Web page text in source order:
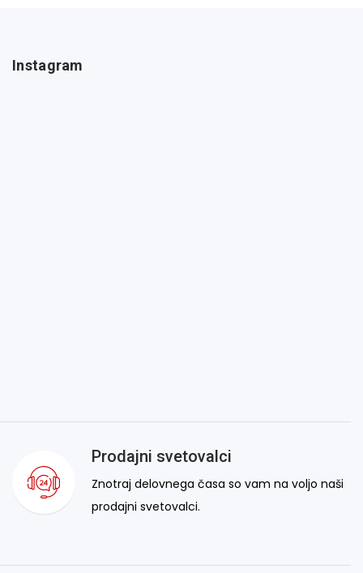
Instagram
Prodajni svetovalci
Znotraj delovnega časa so vam na voljo naši
prodajni svetovalci.